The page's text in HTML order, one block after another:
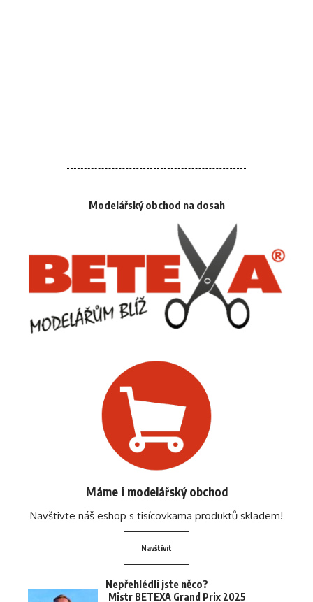
Modelářský obchod na dosah
Máme i modelářský obchod
Navštivte náš eshop s tisícovkama produktů skladem!
Navštívit
Nepřehlédli jste něco?
Mistr BETEXA Grand Prix 2025